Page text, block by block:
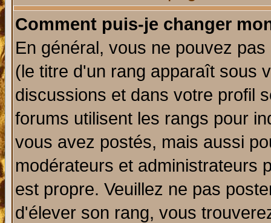
Comment puis-je changer
En général, vous ne pouvez
(le titre d'un rang apparaît sous
discussions et dans votre profil
forums utilisent les rangs pour
vous avez postés, mais aussi
modérateurs et administrateurs
est propre. Veuillez ne pas
d'élever son rang, vous